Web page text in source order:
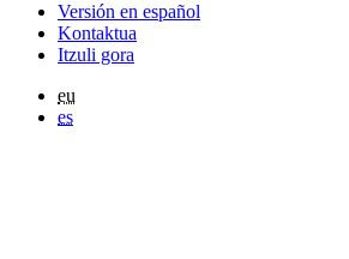
Versión en español
Kontaktua
Itzuli gora
eu
es